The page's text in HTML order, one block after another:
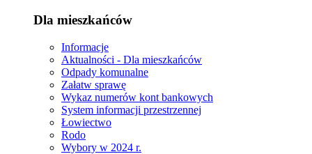
Dla mieszkańców
Informacje
Aktualności - Dla mieszkańców
Odpady komunalne
Załatw sprawę
Wykaz numerów kont bankowych
System informacji przestrzennej
Łowiectwo
Rodo
Wybory w 2024 r.